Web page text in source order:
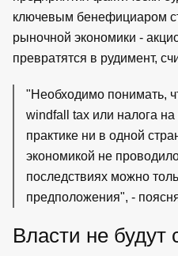
ключевым бенефициаром
рыночной экономики -
превратятся в рудимент,
"Необходимо понимать,
windfall tax или налога
практике ни в одной
экономикой не
последствиях можно
предположения", -
Власти не будут